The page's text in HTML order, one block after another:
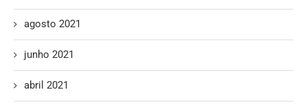
agosto 2021
junho 2021
abril 2021